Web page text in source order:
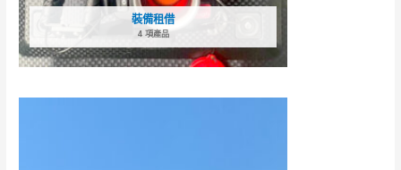
裝備租借
4 項產品